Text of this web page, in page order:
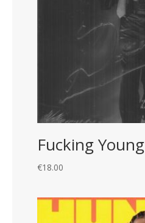
Fucking Young
€18.00